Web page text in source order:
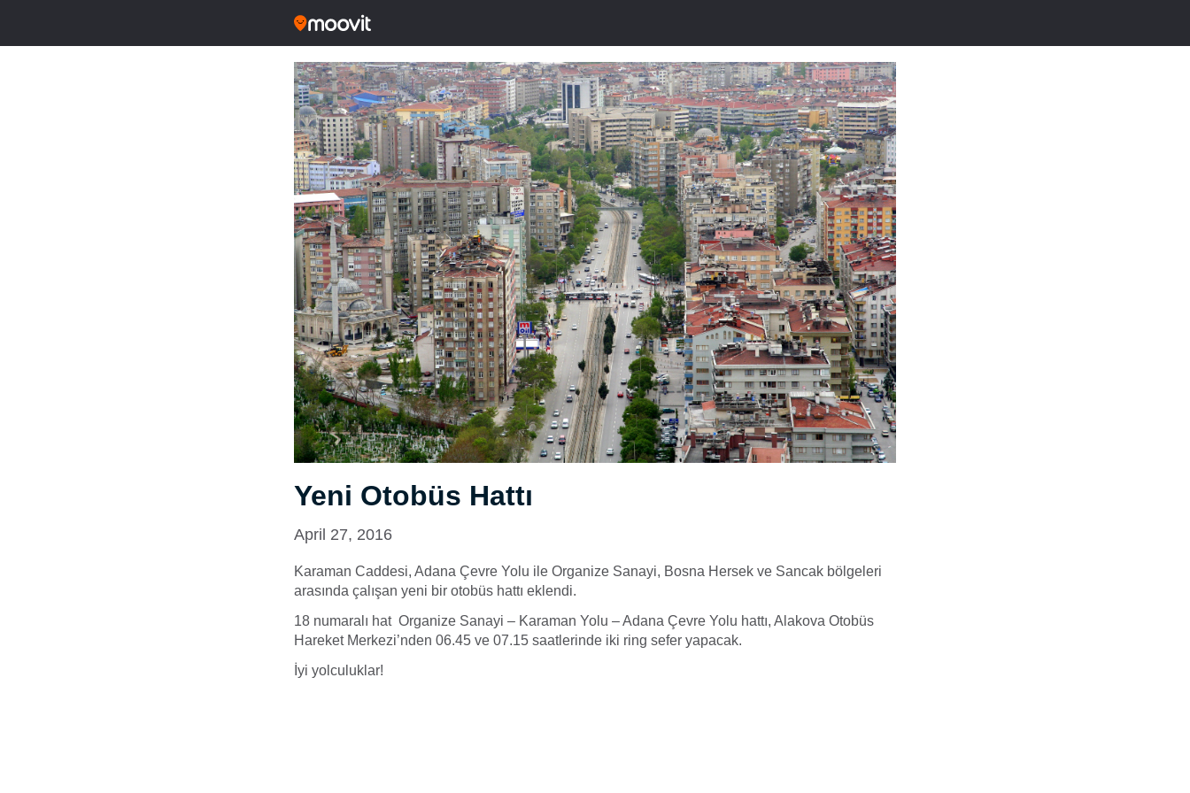
Yeni Otobüs Hattı
April 27, 2016
Karaman Caddesi, Adana Çevre Yolu ile Organize Sanayi, Bosna Hersek ve Sancak bölgeleri
arasında çalışan yeni bir otobüs hattı eklendi.
18 numaralı hat Organize Sanayi – Karaman Yolu – Adana Çevre Yolu hattı, Alakova Otobüs
Hareket Merkezi’nden 06.45 ve 07.15 saatlerinde iki ring sefer yapacak.
İyi yolculuklar!